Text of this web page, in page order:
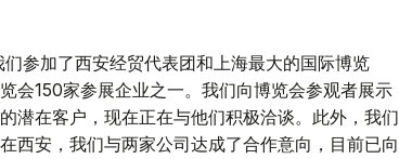
参加了西安经贸代表团和上海最大的国际博览
会150家参展企业之一。我们向博览会参观者展示
潜在客户，现在正在与他们积极洽谈。此外，我们
西安，我们与两家公司达成了合作意向，目前已向